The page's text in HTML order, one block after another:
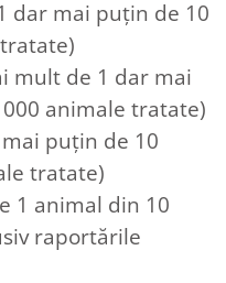
dar mai puţin de 10
mult de 1 dar mai
animale tratate)
puţin de 10
tratate)
1 animal din 10
raportările